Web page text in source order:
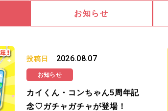
お知らせ
投稿日 2026.08.07
お知らせ
カイくん・コンちゃん5周年記
念♡ガチャガチャが登場！